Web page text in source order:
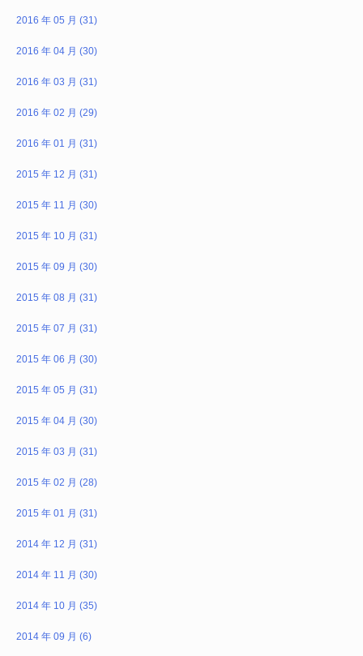
2016 年 05 月 (31)
2016 年 04 月 (30)
2016 年 03 月 (31)
2016 年 02 月 (29)
2016 年 01 月 (31)
2015 年 12 月 (31)
2015 年 11 月 (30)
2015 年 10 月 (31)
2015 年 09 月 (30)
2015 年 08 月 (31)
2015 年 07 月 (31)
2015 年 06 月 (30)
2015 年 05 月 (31)
2015 年 04 月 (30)
2015 年 03 月 (31)
2015 年 02 月 (28)
2015 年 01 月 (31)
2014 年 12 月 (31)
2014 年 11 月 (30)
2014 年 10 月 (35)
2014 年 09 月 (6)